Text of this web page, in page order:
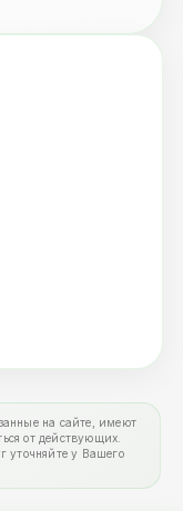
на сайте, имеют
от действующих.
уточняйте у Вашего